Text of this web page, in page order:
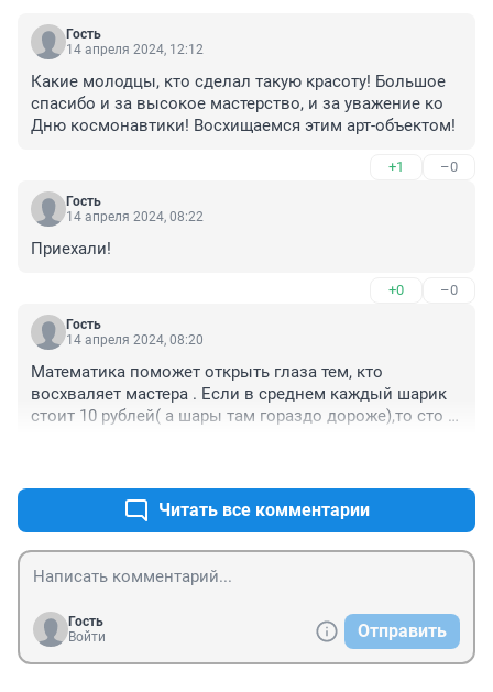
Гость
14 апреля 2024, 12:12
Какие молодцы, кто сделал такую красоту! Большое
спасибо и за высокое мастерство, и за уважение ко
Дню космонавтики! Восхищаемся этим арт-объектом!
+1 –0
Гость
14 апреля 2024, 08:22
Приехали!
+0 –0
Гость
14 апреля 2024, 08:20
Математика поможет открыть глаза тем, кто
восхваляет мастера . Если в среднем каждый шарик
стоит 10 рублей( а шары там гораздо дороже),то сто
Откуда такие деньги,а главное, для чего?
Читать все комментарии
Гость
Войти
Отправить